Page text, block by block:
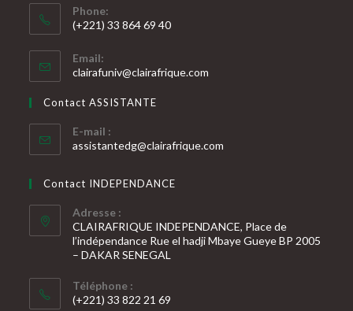
Phone:
(+221) 33 864 69 40
dans
votre
application
Email:
clairafuniv@clairafrique.com
Contact ASSISTANTE
E-mail :
assistantedg@clairafrique.com
Contact INDEPENDANCE
Adresse :
CLAIRAFRIQUE INDEPENDANCE, Place de
l’indépendance Rue el hadji Mbaye Gueye BP 2005
– DAKAR SENEGAL
Téléphone :
(+221) 33 822 21 69